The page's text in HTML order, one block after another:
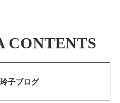
CONTENTS
子ブログ